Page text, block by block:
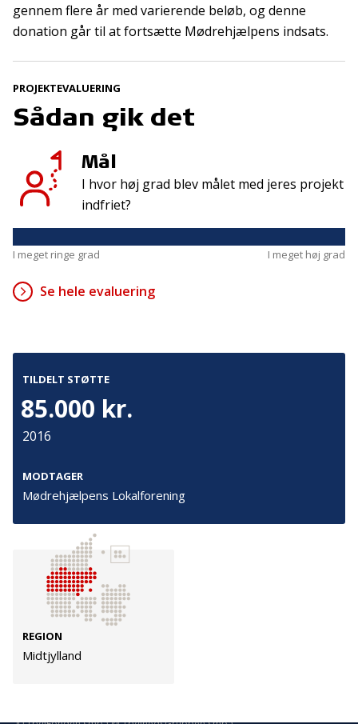
gennem flere år med varierende beløb, og denne
donation går til at fortsætte Mødrehjælpens indsats.
PROJEKTEVALUERING
Sådan gik det
Mål
I hvor høj grad blev målet med jeres projekt
indfriet?
I meget ringe grad I meget høj grad
Se hele evaluering
TILDELT STØTTE
85.000 kr.
2016
MODTAGER
Mødrehjælpens Lokalforening
REGION
Midtjylland
TrygFonden
45 26 08 00
info@trygfonden.dk
TryghedsGruppen
T:45 26 08 26
info@tryghedsgruppen.dk
Kontakt os
TryghedsGruppen
LinkedIn
TrygFonden
Facebook